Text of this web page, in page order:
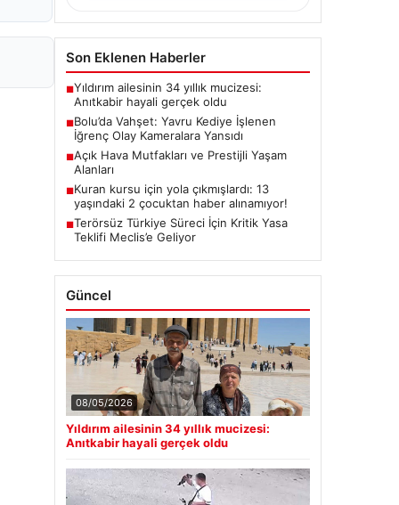
Son Eklenen Haberler
■Yıldırım ailesinin 34 yıllık mucizesi:
Anıtkabir hayali gerçek oldu
■Bolu’da Vahşet: Yavru Kediye İşlenen
İğrenç Olay Kameralara Yansıdı
■Açık Hava Mutfakları ve Prestijli Yaşam
Alanları
■Kuran kursu için yola çıkmışlardı: 13
yaşındaki 2 çocuktan haber alınamıyor!
■Terörsüz Türkiye Süreci İçin Kritik Yasa
Teklifi Meclis’e Geliyor
Güncel
08/05/2026
Yıldırım ailesinin 34 yıllık mucizesi:
Anıtkabir hayali gerçek oldu